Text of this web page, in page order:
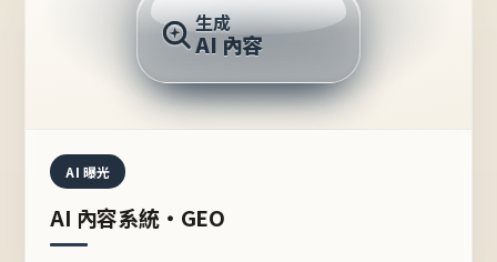
推薦的台灣品牌？
生成
AI 內容
AI 曝光
AI 內容系統・GEO